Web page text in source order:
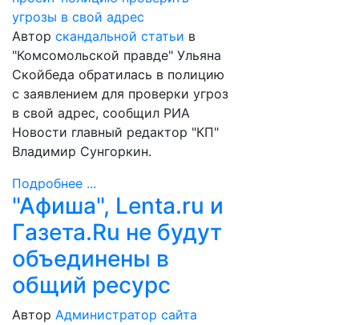
Автор скандальной статьи в
"Комсомольской правде" Ульяна
Скойбеда обратилась в полицию
с заявлением для проверки угроз
в свой адрес, сообщил РИА
Новости главный редактор "КП"
Владимир Сунгоркин.
Подробнее ...
"Афиша", Lenta.ru и
Гaзета.Ru не будут
объединены в
общий ресурс
Автор Администратор сайта